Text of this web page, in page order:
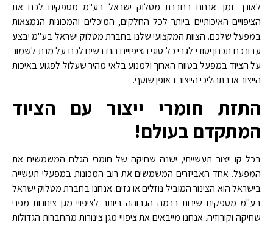
לאורך זמן. אנחנו בחברת מטלוק ישראל בע"מ מספקים לכם את
הציפויים האיכותיים ביותר לכל החלקים, המיכלים והמכונות הנמצאות
במפעל שלכם. הצוות המקצועי שלנו בחברת מטלוק ישראל בע"מ יבצע
עבורכם תכנון יסודי לגבי כל סוגי הציפויים הנדרשים לכם על מנת לשמור
על הציוד במפעל בטווח הארוך ולמנוע בלאי מהיר שעלול לפגוע באיכות
הייצור או בתהליכי הייצור באופן שוטף.
התזת חומרי ייצור עם הציוד
המתקדם בעולם!
בכל קו ייצור תעשייתי, ישנה שחיקה של חומרי הגלם המשמשים את
המפעל. אחד האביזרים המשמשים את רוב המכונות במפעלי תעשייה
בישראל הוא הצינור המוביל נוזלים או גזים. אנחנו בחברת מטלוק ישראל
בע"מ מספקים שירות ברמה הגבוהה ביותר לציפויי מגן צינורות מפני
שחיקה וקורוזיה. אנחנו מייבאים את ציפויי מגן צינורות מהחברות הגדולות